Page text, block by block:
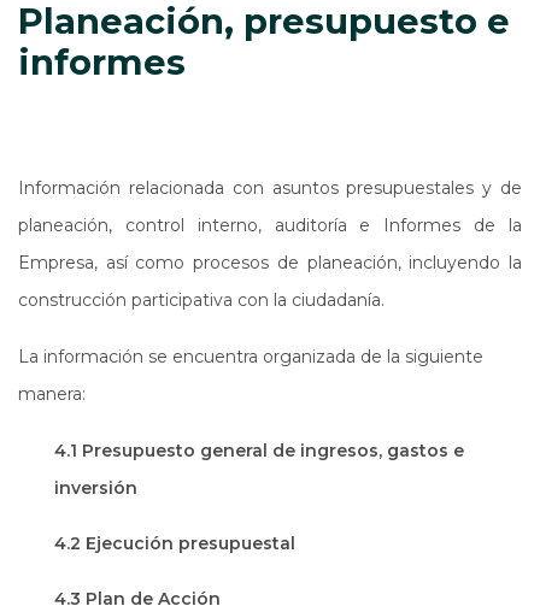
Planeación, presupuesto e
informes
Información relacionada con asuntos presupuestales y de
planeación, control interno, auditoría e Informes de la
Empresa, así como procesos de planeación, incluyendo la
construcción participativa con la ciudadanía.
La información se encuentra organizada de la siguiente
manera:
4.1 Presupuesto general de ingresos, gastos e
inversión
4.2 Ejecución presupuestal
4.3 Plan de Acción